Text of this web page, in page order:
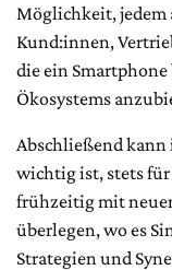
Möglichkeit, jedem
Kund:innen,
die ein
Ökosystems
Abschließend kann
wichtig ist, stets für
frühzeitig mit
überlegen, wo es
Strategien und